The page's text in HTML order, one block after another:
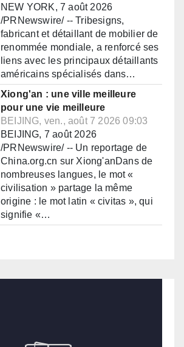
NEW YORK, 7 août 2026
/PRNewswire/ -- Tribesigns,
fabricant et détaillant de mobilier de
renommée mondiale, a renforcé ses
liens avec les principaux détaillants
américains spécialisés dans…
Xiong'an : une ville meilleure
pour une vie meilleure
BEIJING, ven., août 7 2026 09:03
BEIJING, 7 août 2026
/PRNewswire/ -- Un reportage de
China.org.cn sur Xiong'anDans de
nombreuses langues, le mot «
civilisation » partage la même
origine : le mot latin « civitas », qui
signifie «…